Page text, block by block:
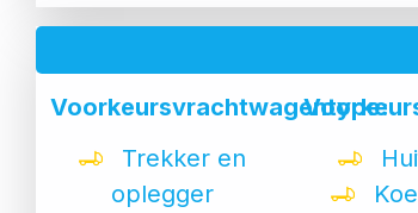
Voorkeursvrachtwagentype:
Trekker en
oplegger